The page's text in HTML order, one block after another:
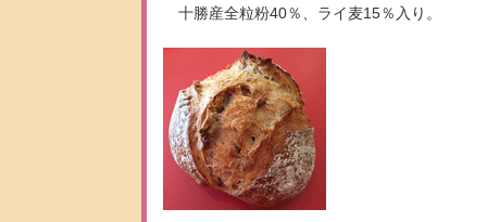
十勝産全粒粉40％、ライ麦15％入り。